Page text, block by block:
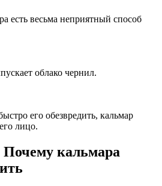
есть весьма неприятный способ
облако чернил.
его обезвредить, кальмар
лицо.
кальмара